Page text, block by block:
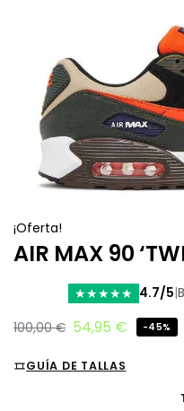
¡Oferta!
AIR MAX 90
★★★★★ 4.7/5|
100,00€ 54,95 € -45%
GUÍA DE TALLAS